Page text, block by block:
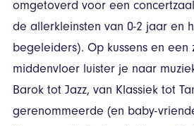
omgetoverd voor een
de allerkleinsten van 0-2 jaar en
begeleiders). Op kussens en een
middenvloer luister je naar
Barok tot Jazz, van Klassiek tot
gerenommeerde (en baby-